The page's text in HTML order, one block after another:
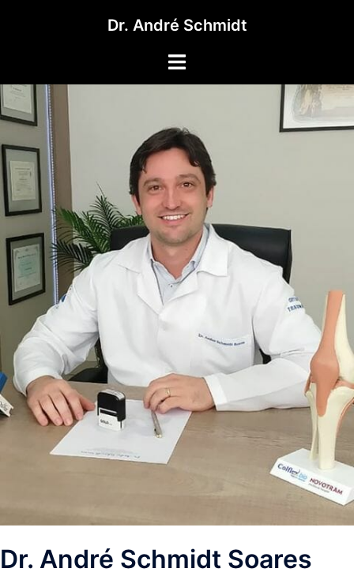
Dr. André Schmidt
Toggle
Dr. André Schmidt Soares